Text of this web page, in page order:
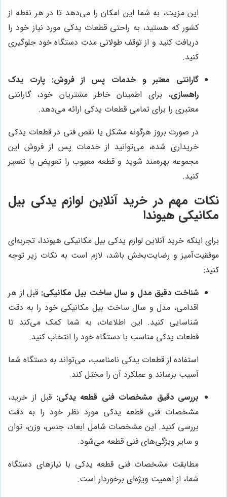
این مزیت، به شما این امکان را می‌دهد تا در هر نقطه از
کشور که هستید، به راحتی قطعات یدکی مورد نیاز خود را
دریافت کنید و از توقف طولانی مدت دستگاه خود جلوگیری
کنید.
گارانتی معتبر و خدمات پس از فروش: پارت یدک
راهسازی، برای اطمینان خاطر مشتریان خود، گارانتی
معتبری را برای تمامی قطعات یدکی ارائه می‌دهد.
در صورت بروز هرگونه مشکل یا نقص فنی در قطعات یدکی
خریداری شده، می‌توانید از خدمات پس از فروش این
مجموعه بهره‌مند شوید و قطعه معیوب را تعویض یا تعمیر
کنید.
نکات مهم در خرید آنلاین لوازم یدکی بیل
مکانیکی هیوندا
برای اینکه خرید آنلاین لوازم یدکی بیل مکانیکی هیوندا، تجربه‌ای
موفقیت‌آمیز و رضایت‌بخش باشد، لازم است به نکات زیر توجه
کنید:
شناخت دقیق مدل و سال ساخت بیل مکانیکی: قبل از هر
اقدامی، مدل و سال ساخت بیل مکانیکی خود را به دقت
شناسایی کنید. این اطلاعات، به شما کمک می‌کند تا
قطعات یدکی مناسب با دستگاه خود را انتخاب کنید.
استفاده از قطعات یدکی نامناسب، می‌تواند به دستگاه شما
آسیب برساند و عملکرد آن را مختل کند.
بررسی دقیق مشخصات فنی قطعه یدکی: قبل از خرید،
مشخصات فنی قطعه یدکی مورد نظر خود را به دقت
بررسی کنید. این مشخصات شامل ابعاد، جنس، وزن، توان
و سایر ویژگی‌های فنی قطعه می‌شود.
مطابقت مشخصات فنی قطعه یدکی با نیازهای دستگاه
شما، از اهمیت ویژه‌ای برخوردار است.